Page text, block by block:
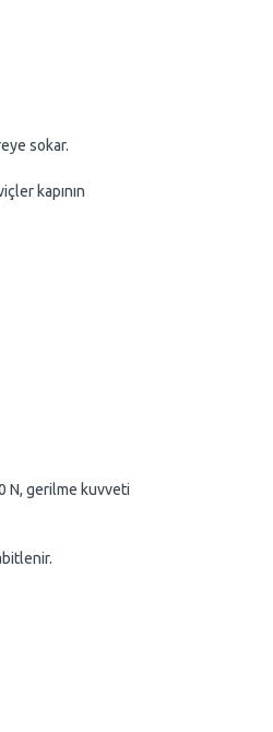
sokar.
kapının
N, gerilme kuvveti